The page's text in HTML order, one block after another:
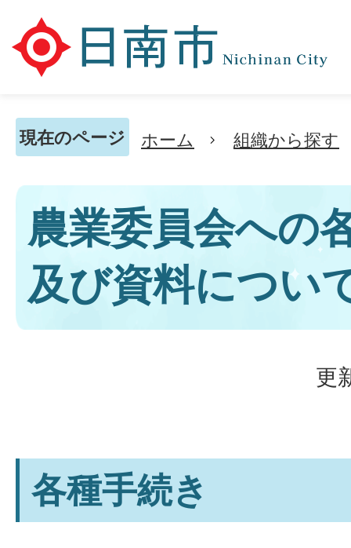
現在のページ ホーム 組織から探す
農業委員会への
及び資料につい
更
各種手続き